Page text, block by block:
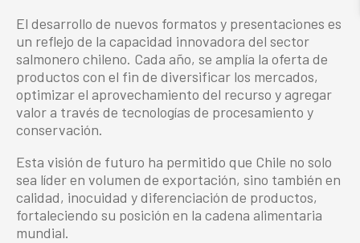
El desarrollo de nuevos formatos y presentaciones es
un reflejo de la capacidad innovadora del sector
salmonero chileno. Cada año, se amplía la oferta de
productos con el fin de diversificar los mercados,
optimizar el aprovechamiento del recurso y agregar
valor a través de tecnologías de procesamiento y
conservación.
Esta visión de futuro ha permitido que Chile no solo
sea líder en volumen de exportación, sino también en
calidad, inocuidad y diferenciación de productos,
fortaleciendo su posición en la cadena alimentaria
mundial.